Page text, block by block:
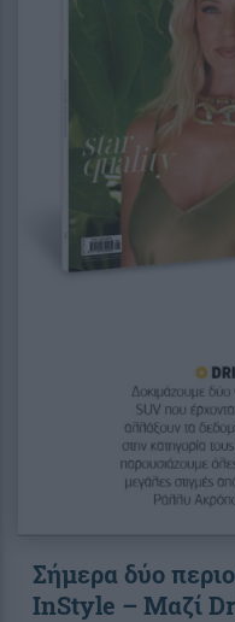
Σήμερα δύο
InStyle – Μαζί